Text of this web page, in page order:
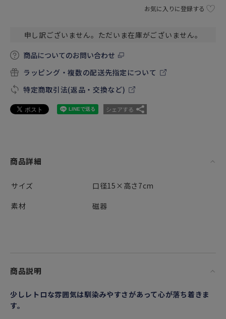
お気に入りに登録する
申し訳ございません。ただいま在庫がございません。
商品についてのお問い合わせ
ラッピング・複数の配送先指定について
特定商取引法(返品・交換など)
シェアする
商品詳細
サイズ
口径15×高さ7cm
素材
磁器
商品説明
少しレトロな雰囲気は馴染みやすさがあって心が落ち着きま
す。